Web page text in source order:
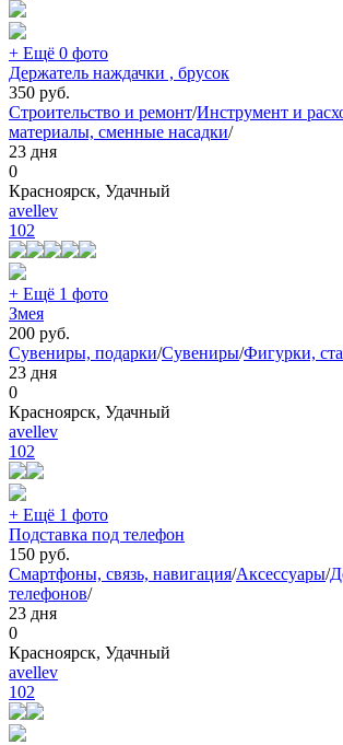
+ Ещё 0 фото
Держатель наждачки , брусок
350 руб.
Строительство и ремонт/Инструмент и
материалы, сменные насадки/
23 дня
0
Красноярск, Удачный
avellev
102
+ Ещё 1 фото
Змея
200 руб.
Сувениры, подарки/Сувениры/Фигурки,
23 дня
0
Красноярск, Удачный
avellev
102
+ Ещё 1 фото
Подставка под телефон
150 руб.
Смартфоны, связь, навигация/Аксессуары/
телефонов/
23 дня
0
Красноярск, Удачный
avellev
102